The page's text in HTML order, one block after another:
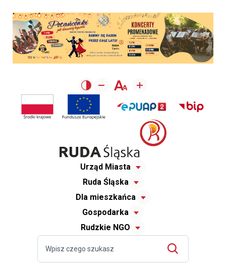
Urząd Miasta
Ruda Śląska
Dla mieszkańca
Gospodarka
Rudzkie NGO